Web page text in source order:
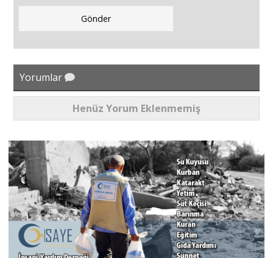
Yorumlar
Henüz Yorum Eklenmemiş